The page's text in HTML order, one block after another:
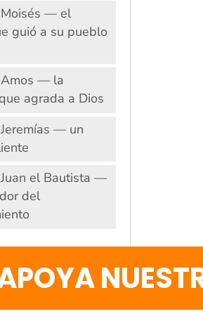
Moisés — el
guió a su pueblo
Amos — la
agrada a Dios
— un
el Bautista —
del